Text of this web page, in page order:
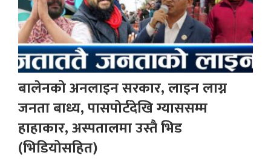
बालेनको अनलाइन सरकार, लाइन लाग्न
जनता बाध्य, पासपोर्टदेखि ग्याससम्म
हाहाकार, अस्पतालमा उस्तै भिड
(भिडियोसहित)